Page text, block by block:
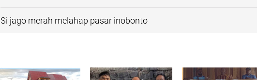
Si jago merah melahap pasar inobonto